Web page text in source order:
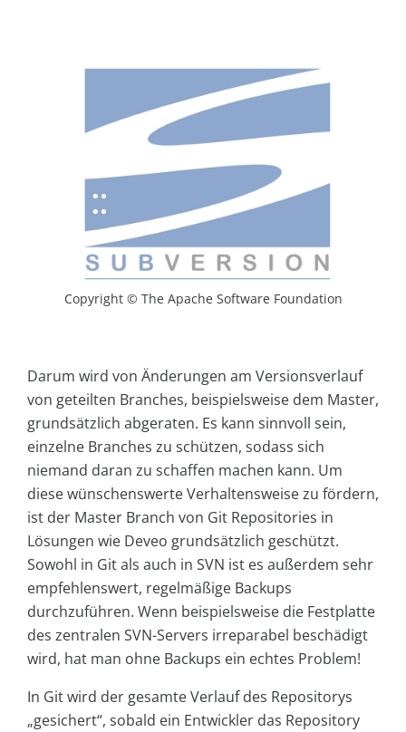
Copyright © The Apache Software Foundation
Darum wird von Änderungen am Versionsverlauf
von geteilten Branches, beispielsweise dem Master,
grundsätzlich abgeraten. Es kann sinnvoll sein,
einzelne Branches zu schützen, sodass sich
niemand daran zu schaffen machen kann. Um
diese wünschenswerte Verhaltensweise zu fördern,
ist der Master Branch von Git Repositories in
Lösungen wie Deveo grundsätzlich geschützt.
Sowohl in Git als auch in SVN ist es außerdem sehr
empfehlenswert, regelmäßige Backups
durchzuführen. Wenn beispielsweise die Festplatte
des zentralen SVN-Servers irreparabel beschädigt
wird, hat man ohne Backups ein echtes Problem!
In Git wird der gesamte Verlauf des Repositorys
„gesichert“, sobald ein Entwickler das Repository